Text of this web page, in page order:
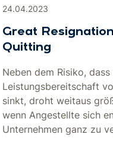
24.04.2023
Great
Quitting
Neben dem Risiko, dass
Leistungsbereitschaft
sinkt, droht weitaus
wenn Angestellte sich
Unternehmen ganz zu